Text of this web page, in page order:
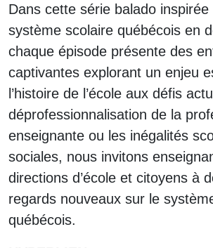
Dans cette série balado
système scolaire québécois en
chaque épisode présente des
captivantes explorant un enjeu
l’histoire de l’école aux défis
déprofessionnalisation de la
enseignante ou les inégalités
sociales, nous invitons
directions d’école et citoyens à
regards nouveaux sur le
québécois.